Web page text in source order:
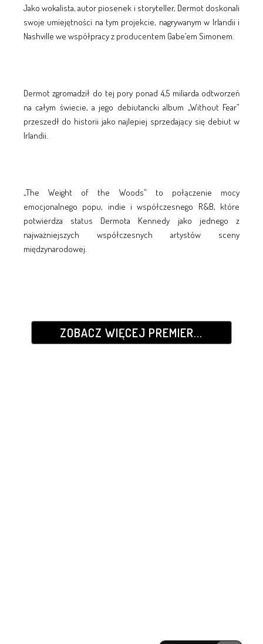
Jako wokalista, autor piosenek i storyteller, Dermot doskonali
swoje umiejętności na tym projekcie, nagrywanym w Irlandii i
Nashville we współpracy z producentem Gabe’em Simonem.
Dermot zgromadził do tej pory ponad 4,5 miliarda odtworzeń
na całym świecie, a jego debiutancki album „Without Fear”
przeszedł do historii jako najlepiej sprzedający się debiut w
Irlandii.
„The Weight of the Woods” to połączenie mocy
emocjonalnego popu, indie i współczesnego R&B, które
potwierdza status Dermota Kennedy jako jednego z
najważniejszych współczesnych artystów sceny
międzynarodowej.
ZOBACZ WIĘCEJ PREMIER...